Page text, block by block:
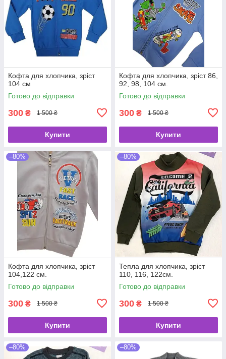
Кофта для хлопчика, зріст
104 см
Готово до відправки
300 ₴ 1 500 ₴
Купити
Кофта для хлопчика, зріст 86,
92, 98, 104 см.
Готово до відправки
300 ₴ 1 500 ₴
Купити
–80%
Кофта для хлопчика, зріст
104,122 см.
Готово до відправки
300 ₴ 1 500 ₴
Купити
–80%
Тепла для хлопчика, зріст
110, 116, 122см.
Готово до відправки
300 ₴ 1 500 ₴
Купити
–80% –80%